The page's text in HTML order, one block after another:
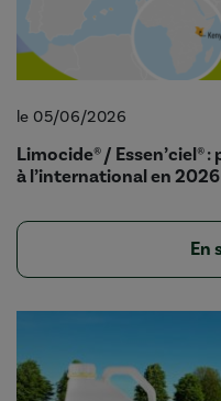
le 05/06/2026
Limocide® / Essen’ciel®
à l’international en 2026
En